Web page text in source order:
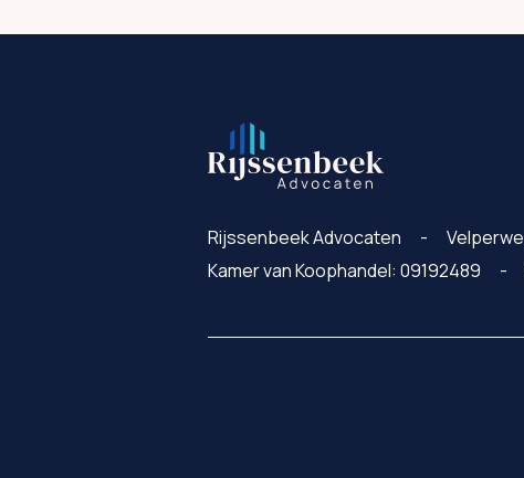
Rijssenbeek Advocaten
Kamer van Koophandel: 09192489